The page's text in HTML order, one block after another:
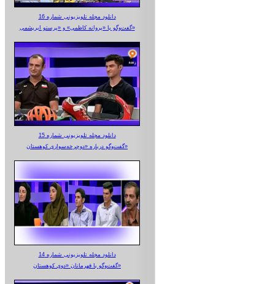
دانلود مجله تلویزیونی شماره 16
گفت‌وگو با «پروانه کاظمی» و «پرستو‌ ابریشمی»
دانلود مجله تلویزیونی شماره 15
گفت‌وگو درباره «دوچرخه‌سواری کوهستان»
دانلود مجله تلویزیونی شماره 14
گفت‌وگو با قهرمانان «دوی کوهستان»